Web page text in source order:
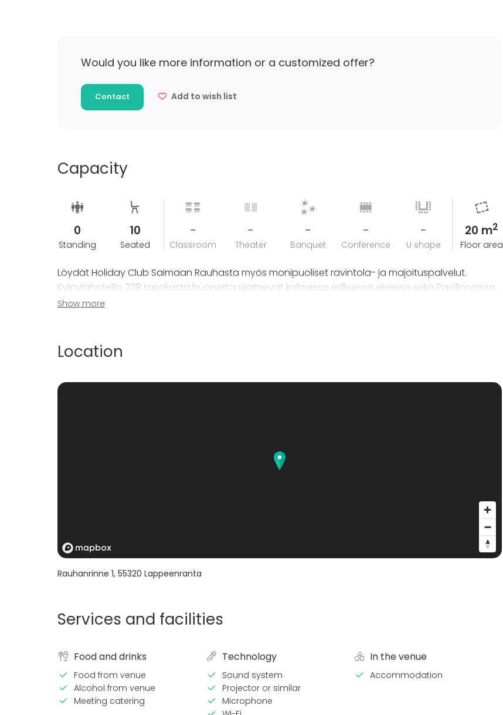
Would you like more information or a customized offer?
Contact Add to wish list
Capacity
0
Standing
10
Seated
-
Classroom
-
Theater
-
Banquet
-
Conference
-
U shape
20 m2
Floor area
Löydät Holiday Club Saimaan Rauhasta myös monipuoliset ravintola- ja majoituspalvelut.
Kylpylähotellin 229 tasokasta huonetta sijaitsevat kolmessa erillisessä siivessä sekä Paviljongissa,
joissa kaikissa on oma tunnelmansa.
asunnot.
Show more
Location
Rauhanrinne 1, 55320 Lappeenranta
Services and facilities
Food and drinks
Food from venue
Alcohol from venue
Meeting catering
Technology
Sound system
Projector or similar
Microphone
In the venue
Accommodation